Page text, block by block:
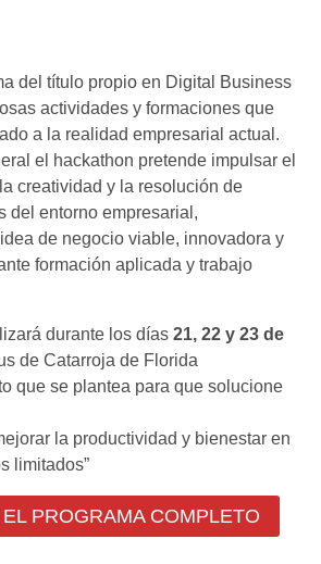
del título propio en Digital Business
actividades y formaciones que
a la realidad empresarial actual.
el hackathon pretende impulsar el
creatividad y la resolución de
del entorno empresarial,
de negocio viable, innovadora y
formación aplicada y trabajo
durante los días 21, 22 y 23 de
de Catarroja de Florida
que se plantea para que solucione
la productividad y bienestar en
limitados”
PROGRAMA COMPLETO